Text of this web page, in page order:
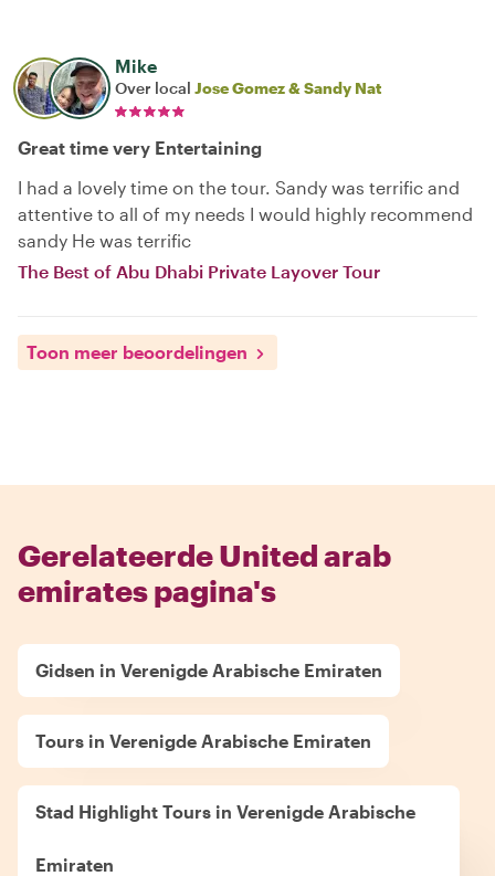
Mike
Over local Jose Gomez & Sandy Nat
Great time very Entertaining
I had a lovely time on the tour. Sandy was terrific and
attentive to all of my needs I would highly recommend
sandy He was terrific
The Best of Abu Dhabi Private Layover Tour
Toon meer beoordelingen
Gerelateerde United arab
emirates pagina's
Gidsen in Verenigde Arabische Emiraten
Tours in Verenigde Arabische Emiraten
Stad Highlight Tours in Verenigde Arabische
Emiraten